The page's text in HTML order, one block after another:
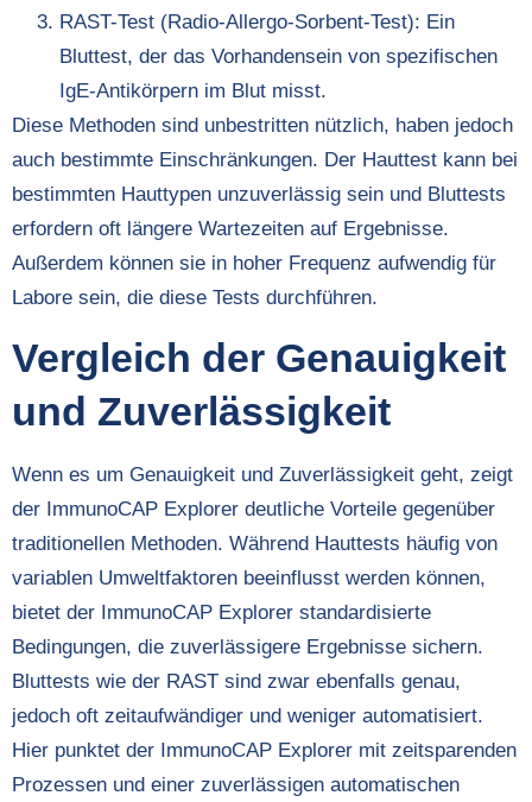
RAST-Test (Radio-Allergo-Sorbent-Test): Ein
Bluttest, der das Vorhandensein von spezifischen
IgE-Antikörpern im Blut misst.
Diese Methoden sind unbestritten nützlich, haben jedoch
auch bestimmte Einschränkungen. Der Hauttest kann bei
bestimmten Hauttypen unzuverlässig sein und Bluttests
erfordern oft längere Wartezeiten auf Ergebnisse.
Außerdem können sie in hoher Frequenz aufwendig für
Labore sein, die diese Tests durchführen.
Vergleich der Genauigkeit
und Zuverlässigkeit
Wenn es um Genauigkeit und Zuverlässigkeit geht, zeigt
der ImmunoCAP Explorer deutliche Vorteile gegenüber
traditionellen Methoden. Während Hauttests häufig von
variablen Umweltfaktoren beeinflusst werden können,
bietet der ImmunoCAP Explorer standardisierte
Bedingungen, die zuverlässigere Ergebnisse sichern.
Bluttests wie der RAST sind zwar ebenfalls genau,
jedoch oft zeitaufwändiger und weniger automatisiert.
Hier punktet der ImmunoCAP Explorer mit zeitsparenden
Prozessen und einer zuverlässigen automatischen